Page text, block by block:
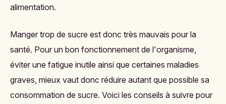
alimentation.
Manger trop de sucre est donc très mauvais pour la
santé. Pour un bon fonctionnement de l'organisme,
éviter une fatigue inutile ainsi que certaines maladies
graves, mieux vaut donc réduire autant que possible sa
consommation de sucre. Voici les conseils à suivre pour